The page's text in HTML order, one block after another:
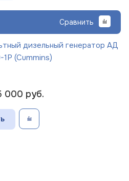
Сравнить
дизельный генератор АД
(Cummins)
000 руб.